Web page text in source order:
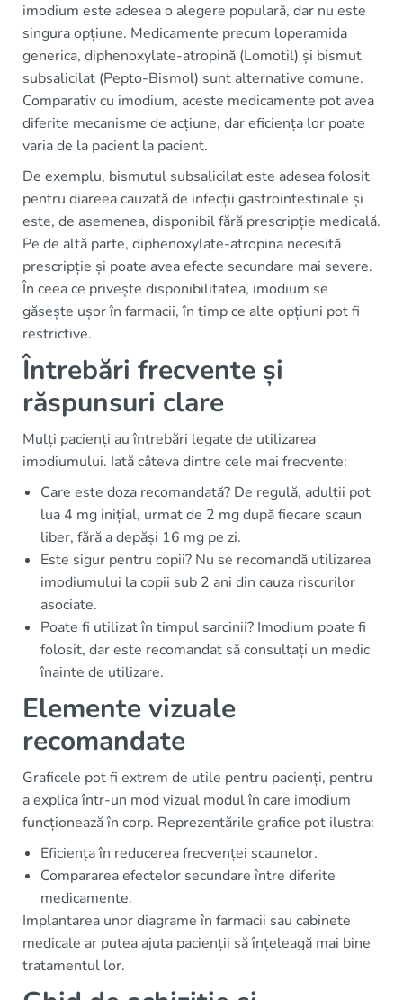
imodium este adesea o alegere populară, dar nu este
singura opțiune. Medicamente precum loperamida
generica, diphenoxylate-atropină (Lomotil) și bismut
subsalicilat (Pepto-Bismol) sunt alternative comune.
Comparativ cu imodium, aceste medicamente pot avea
diferite mecanisme de acțiune, dar eficiența lor poate
varia de la pacient la pacient.
De exemplu, bismutul subsalicilat este adesea folosit
pentru diareea cauzată de infecții gastrointestinale și
este, de asemenea, disponibil fără prescripție medicală.
Pe de altă parte, diphenoxylate-atropina necesită
prescripție și poate avea efecte secundare mai severe.
În ceea ce privește disponibilitatea, imodium se
găsește ușor în farmacii, în timp ce alte opțiuni pot fi
restrictive.
Întrebări frecvente și
răspunsuri clare
Mulți pacienți au întrebări legate de utilizarea
imodiumului. Iată câteva dintre cele mai frecvente:
Care este doza recomandată? De regulă, adulții pot
lua 4 mg inițial, urmat de 2 mg după fiecare scaun
liber, fără a depăși 16 mg pe zi.
Este sigur pentru copii? Nu se recomandă utilizarea
imodiumului la copii sub 2 ani din cauza riscurilor
asociate.
Poate fi utilizat în timpul sarcinii? Imodium poate fi
folosit, dar este recomandat să consultați un medic
înainte de utilizare.
Elemente vizuale
recomandate
Graficele pot fi extrem de utile pentru pacienți, pentru
a explica într-un mod vizual modul în care imodium
funcționează în corp. Reprezentările grafice pot ilustra:
Eficiența în reducerea frecvenței scaunelor.
Compararea efectelor secundare între diferite
medicamente.
Implantarea unor diagrame în farmacii sau cabinete
medicale ar putea ajuta pacienții să înțeleagă mai bine
tratamentul lor.